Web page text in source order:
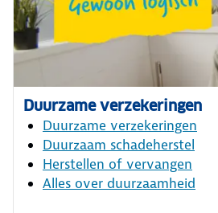
Duurzame verzekeringen
Duurzame verzekeringen
Duurzaam schadeherstel
Herstellen of vervangen
Alles over duurzaamheid